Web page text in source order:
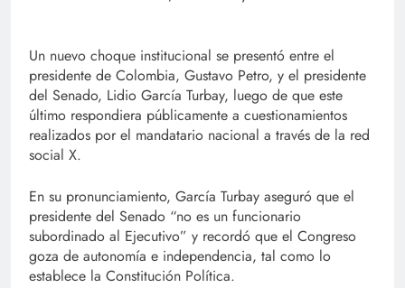
Un nuevo choque institucional se presentó entre el
presidente de Colombia, Gustavo Petro, y el presidente
del Senado, Lidio García Turbay, luego de que este
último respondiera públicamente a cuestionamientos
realizados por el mandatario nacional a través de la red
social X.
En su pronunciamiento, García Turbay aseguró que el
presidente del Senado “no es un funcionario
subordinado al Ejecutivo” y recordó que el Congreso
goza de autonomía e independencia, tal como lo
establece la Constitución Política.